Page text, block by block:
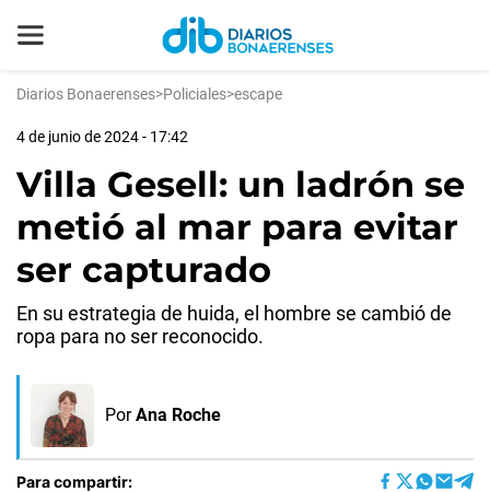
Diarios Bonaerenses>Policiales>escape
4 de junio de 2024 - 17:42
Villa Gesell: un ladrón se
metió al mar para evitar
ser capturado
En su estrategia de huida, el hombre se cambió de
ropa para no ser reconocido.
Por Ana Roche
Para compartir: